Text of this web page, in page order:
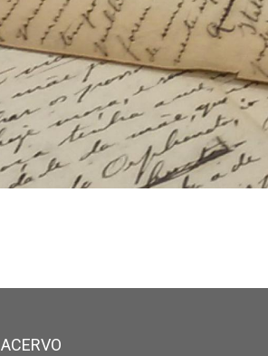
ACERVO